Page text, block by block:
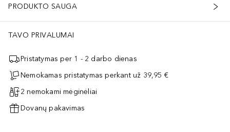
PRODUKTO SAUGA
TAVO PRIVALUMAI
Pristatymas per 1 - 2 darbo dienas
Nemokamas pristatymas perkant už 39,95 €
2 nemokami mėginėliai
Dovanų pakavimas